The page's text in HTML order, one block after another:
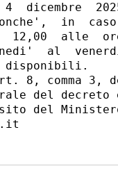
4  dicembre
nonche',  in
12,00  alle
al
disponibili.
8, comma 3,
del decreto
sito del